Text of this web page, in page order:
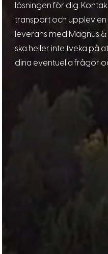
lösningen för dig.
transport och upplev
leverans med Magnus
ska heller inte tveka på
dina eventuella frågor